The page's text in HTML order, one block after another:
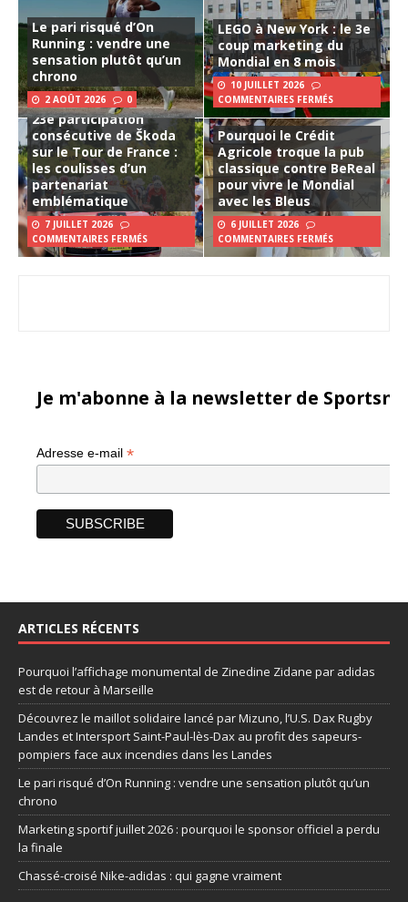
Le pari risqué d’On
Running : vendre une
sensation plutôt qu’un
chrono
2 AOÛT 2026 0
LEGO à New York : le 3e
coup marketing du
Mondial en 8 mois
10 JUILLET 2026
COMMENTAIRES FERMÉS
23e participation
consécutive de Škoda
sur le Tour de France :
les coulisses d’un
partenariat
emblématique
7 JUILLET 2026
COMMENTAIRES FERMÉS
Pourquoi le Crédit
Agricole troque la pub
classique contre BeReal
pour vivre le Mondial
avec les Bleus
6 JUILLET 2026
COMMENTAIRES FERMÉS
Je m'abonne à la newsletter de
Adresse e-mail *
ARTICLES RÉCENTS
Pourquoi l’affichage monumental de Zinedine Zidane par adidas
est de retour à Marseille
Découvrez le maillot solidaire lancé par Mizuno, l’U.S. Dax Rugby
Landes et Intersport Saint-Paul-lès-Dax au profit des sapeurs-
pompiers face aux incendies dans les Landes
Le pari risqué d’On Running : vendre une sensation plutôt qu’un
chrono
Marketing sportif juillet 2026 : pourquoi le sponsor officiel a perdu
la finale
Chassé-croisé Nike-adidas : qui gagne vraiment